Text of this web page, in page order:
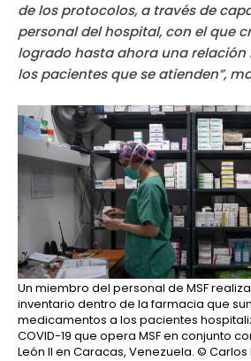
de los protocolos, a través de
personal del hospital, con el que
logrado hasta ahora una
los pacientes que se atienden”,
Un miembro del personal de MSF
inventario dentro de la farmacia que
medicamentos a los pacientes
COVID-19 que opera MSF en conjunto
León II en Caracas, Venezuela. © Carlos